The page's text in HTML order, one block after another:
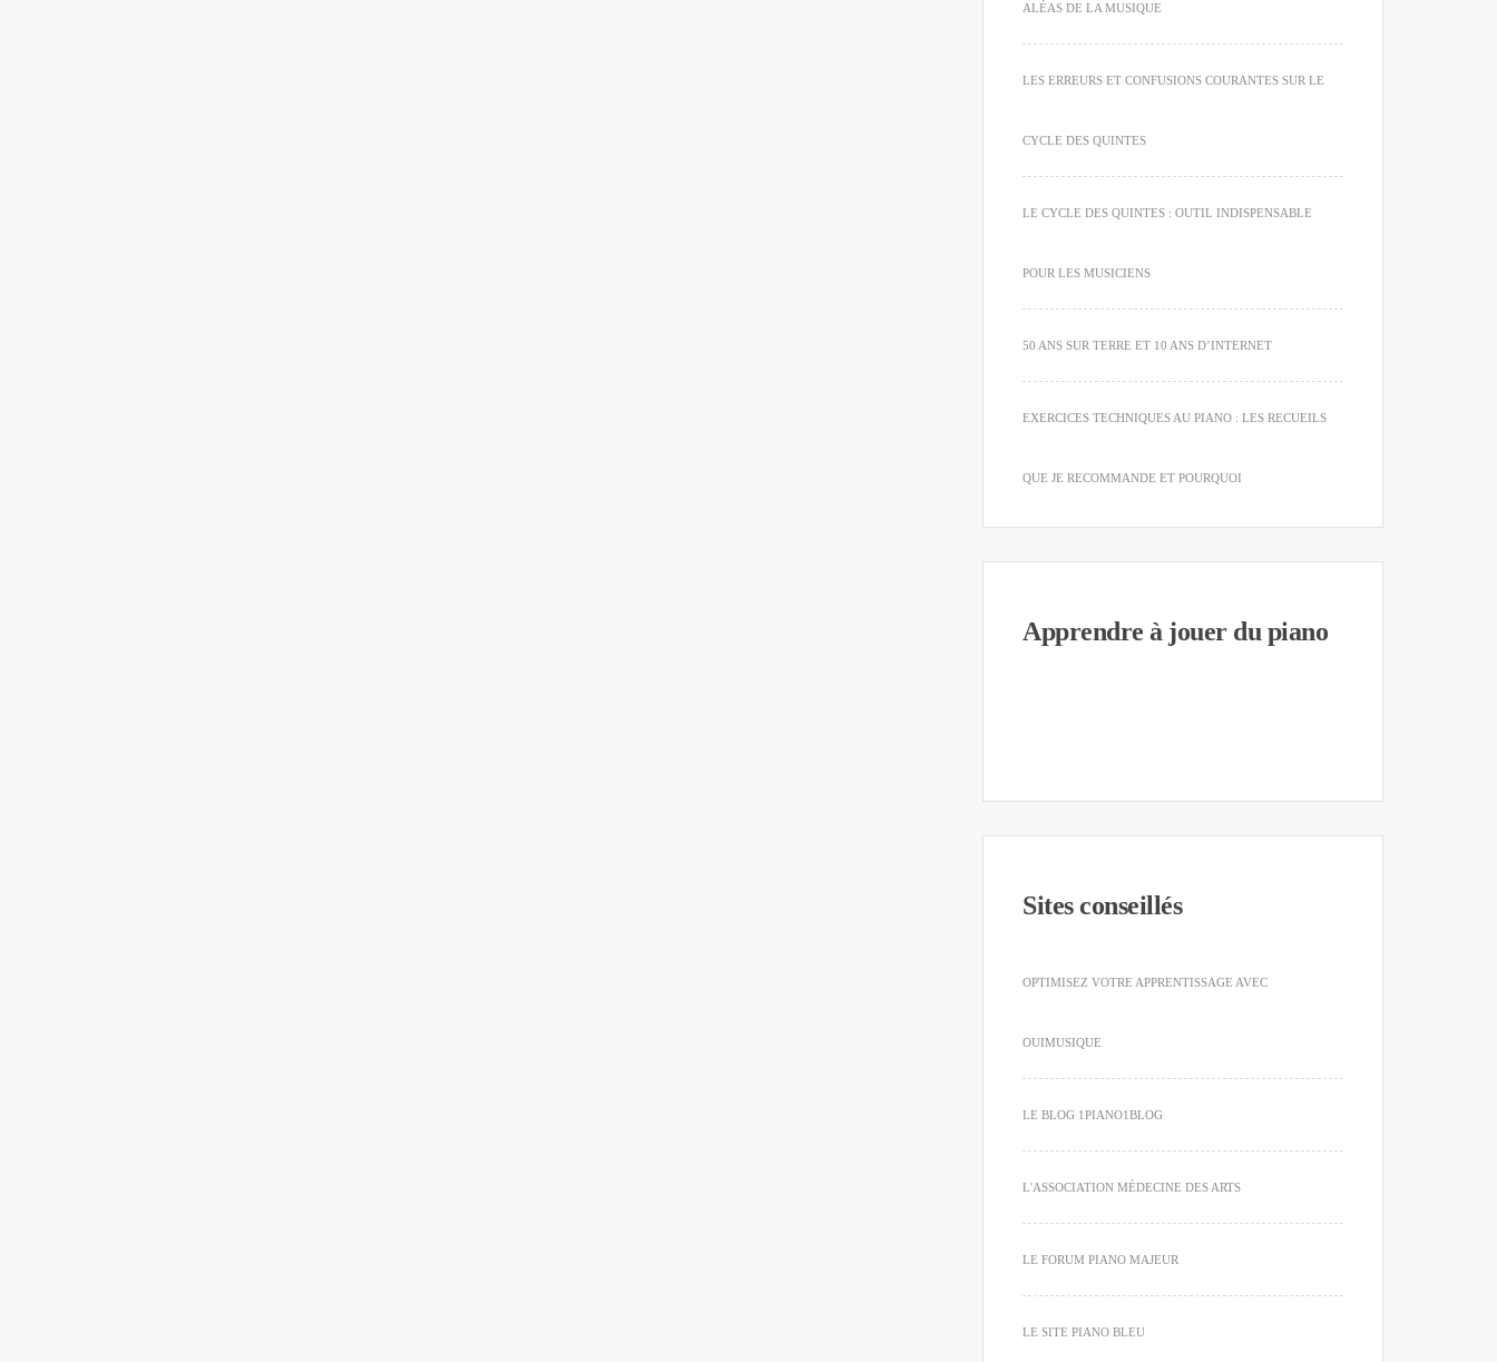
ALÉAS DE LA MUSIQUE
LES ERREURS ET CONFUSIONS COURANTES SUR LE
CYCLE DES QUINTES
LE CYCLE DES QUINTES : OUTIL INDISPENSABLE
POUR LES MUSICIENS
50 ANS SUR TERRE ET 10 ANS D’INTERNET
EXERCICES TECHNIQUES AU PIANO : LES RECUEILS
QUE JE RECOMMANDE ET POURQUOI
Apprendre à jouer du piano
Sites conseillés
OPTIMISEZ VOTRE APPRENTISSAGE AVEC
OUIMUSIQUE
LE BLOG 1PIANO1BLOG
L'ASSOCIATION MÉDECINE DES ARTS
LE FORUM PIANO MAJEUR
LE SITE PIANO BLEU